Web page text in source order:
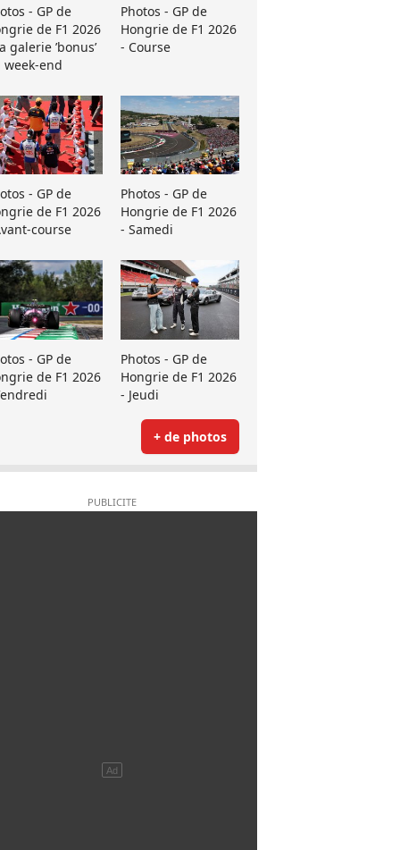
- GP de
de F1 2026
galerie ’bonus’
week-end
Photos - GP de
Hongrie de F1 2026
- Course
- GP de
de F1 2026
course
Photos - GP de
Hongrie de F1 2026
- Samedi
- GP de
de F1 2026
Photos - GP de
Hongrie de F1 2026
- Jeudi
+ de photos